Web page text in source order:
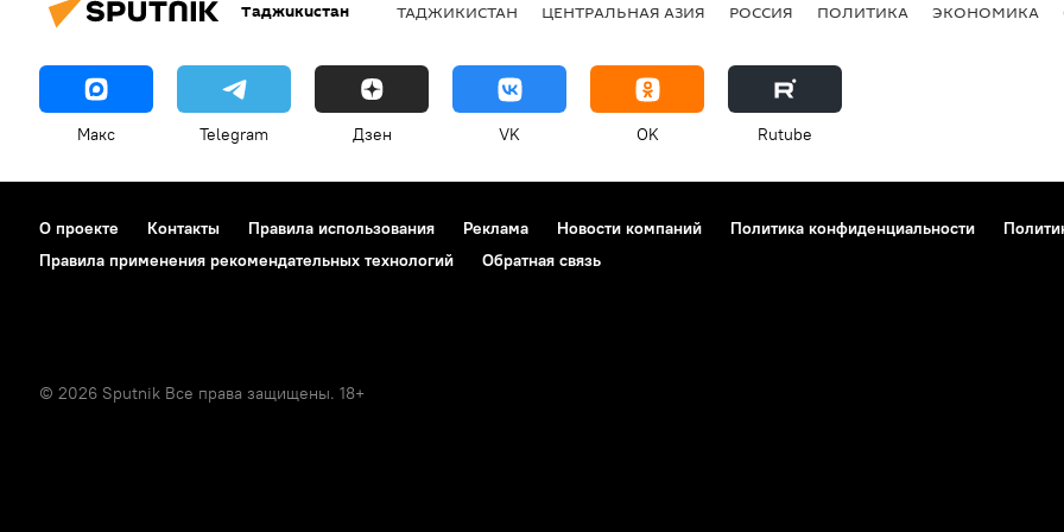
Таджикистан ТАДЖИКИСТАН ЦЕНТРАЛЬНАЯ АЗИЯ РОССИЯ ПОЛИТИКА ЭКОНОМИКА
Макс Telegram Дзен VK OK Rutube
О проекте Контакты Правила использования Реклама Новости компаний Политика конфиденциальности
Правила применения рекомендательных технологий
Обратная связь
© 2026 Sputnik Все права защищены. 18+